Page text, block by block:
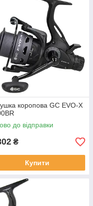
коропова GC EVO-X
до відправки
₴
Купити